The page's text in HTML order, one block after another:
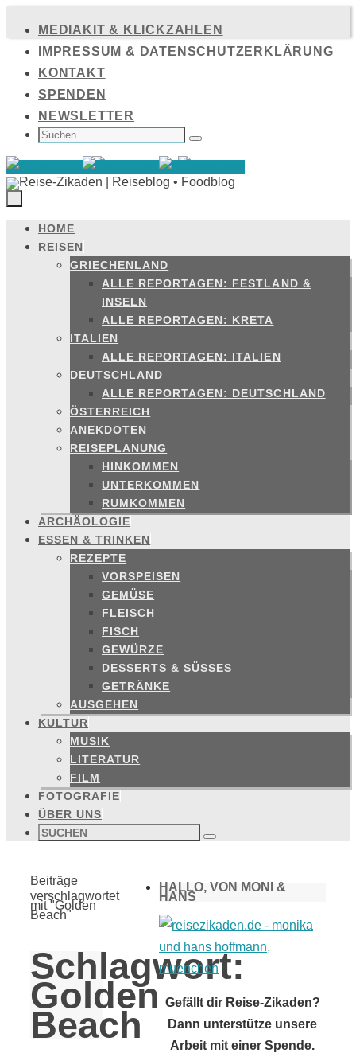
Inhalt
springen
MEDIAKIT & KLICKZAHLEN
IMPRESSUM & DATENSCHUTZERKLÄRUNG
KONTAKT
SPENDEN
NEWSLETTER
SUCHEN
NACH: Suchen
Zum
Inhalt
springen
HOME
REISEN
GRIECHENLAND
ALLE REPORTAGEN: FESTLAND &
INSELN
ALLE REPORTAGEN: KRETA
ITALIEN
ALLE REPORTAGEN: ITALIEN
DEUTSCHLAND
ALLE REPORTAGEN: DEUTSCHLAND
ÖSTERREICH
ANEKDOTEN
REISEPLANUNG
HINKOMMEN
UNTERKOMMEN
RUMKOMMEN
ARCHÄOLOGIE
ESSEN & TRINKEN
REZEPTE
VORSPEISEN
GEMÜSE
FLEISCH
FISCH
GEWÜRZE
DESSERTS & SÜSSES
GETRÄNKE
AUSGEHEN
KULTUR
MUSIK
LITERATUR
FILM
FOTOGRAFIE
ÜBER UNS
Suchen
nach: Suchen
Start
Beiträge
verschlagwortet
mit "Golden
Beach"
Schlagwort:
Golden
Beach
HALLO, VON MONI &
HANS
Gefällt dir Reise-Zikaden?
Dann unterstütze unsere
Arbeit mit einer Spende.